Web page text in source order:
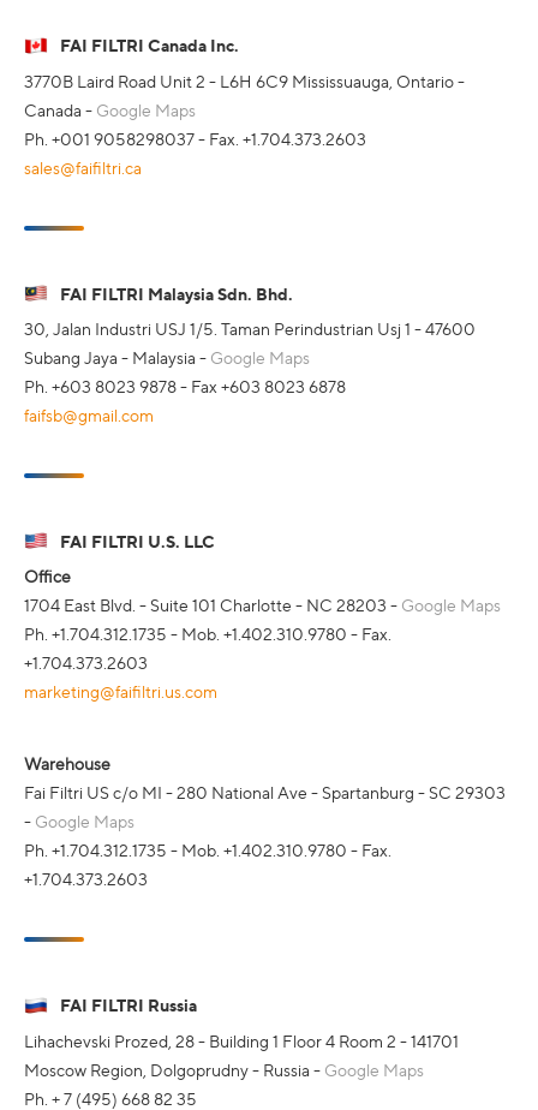
FAI FILTRI Canada Inc.
3770B Laird Road Unit 2 - L6H 6C9 Mississuauga, Ontario -
Canada - Google Maps
Ph. +001 9058298037 - Fax. +1.704.373.2603
sales@faifiltri.ca
FAI FILTRI Malaysia Sdn. Bhd.
30, Jalan Industri USJ 1/5. Taman Perindustrian Usj 1 - 47600
Subang Jaya - Malaysia - Google Maps
Ph. +603 8023 9878 - Fax +603 8023 6878
faifsb@gmail.com
FAI FILTRI U.S. LLC
Office
1704 East Blvd. - Suite 101 Charlotte - NC 28203 - Google Maps
Ph. +1.704.312.1735 - Mob. +1.402.310.9780 - Fax.
+1.704.373.2603
marketing@faifiltri.us.com
Warehouse
Fai Filtri US c/o MI - 280 National Ave - Spartanburg - SC 29303
- Google Maps
Ph. +1.704.312.1735 - Mob. +1.402.310.9780 - Fax.
+1.704.373.2603
FAI FILTRI Russia
Lihachevski Prozed, 28 - Building 1 Floor 4 Room 2 - 141701
Moscow Region, Dolgoprudny - Russia - Google Maps
Ph. + 7 (495) 668 82 35